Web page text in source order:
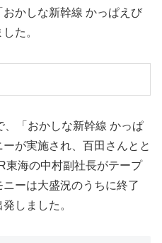
かしな新幹線 かっぱえび
た。
「おかしな新幹線 かっぱ
が実施され、百田さんとと
東海の中村副社長がテープ
ーは大盛況のうちに終了
しました。